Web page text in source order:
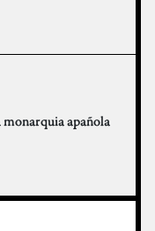
monarquia apañola